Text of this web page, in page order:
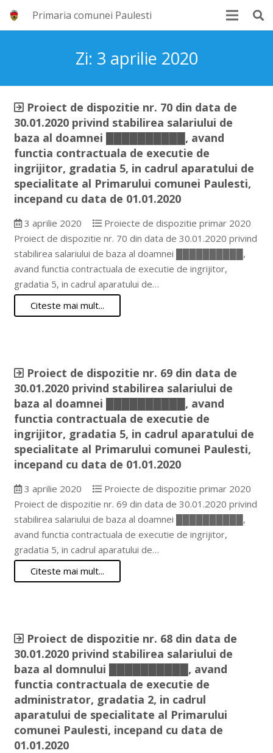
Primaria comunei Paulesti
Zi: 3 aprilie 2020
Proiect de dispozitie nr. 70 din data de
30.01.2020 privind stabilirea salariului de
baza al doamnei ██████████, avand
functia contractuala de executie de
ingrijitor, gradatia 5, in cadrul aparatului de
specialitate al Primarului comunei Paulesti,
incepand cu data de 01.01.2020
3 aprilie 2020
Proiecte de dispozitie primar 2020
Proiect de dispozitie nr. 70 din data de 30.01.2020 privind
stabilirea salariului de baza al doamnei ██████████,
avand functia contractuala de executie de ingrijitor,
gradatia 5, in cadrul aparatului de…
Citeste mai mult...
Proiect de dispozitie nr. 69 din data de
30.01.2020 privind stabilirea salariului de
baza al doamnei ██████████, avand
functia contractuala de executie de
ingrijitor, gradatia 5, in cadrul aparatului de
specialitate al Primarului comunei Paulesti,
incepand cu data de 01.01.2020
3 aprilie 2020
Proiecte de dispozitie primar 2020
Proiect de dispozitie nr. 69 din data de 30.01.2020 privind
stabilirea salariului de baza al doamnei ██████████,
avand functia contractuala de executie de ingrijitor,
gradatia 5, in cadrul aparatului de…
Citeste mai mult...
Proiect de dispozitie nr. 68 din data de
30.01.2020 privind stabilirea salariului de
baza al domnului ██████████, avand
functia contractuala de executie de
administrator, gradatia 2, in cadrul
aparatului de specialitate al Primarului
comunei Paulesti, incepand cu data de
01.01.2020